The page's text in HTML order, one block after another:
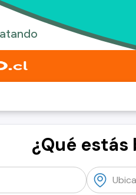
¿Qué